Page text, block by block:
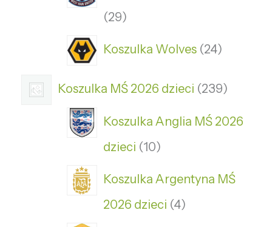
29
Koszulka Wolves 24
Koszulka MŚ 2026 dzieci 239
Koszulka Anglia MŚ 2026
dzieci 10
Koszulka Argentyna MŚ
2026 dzieci 4